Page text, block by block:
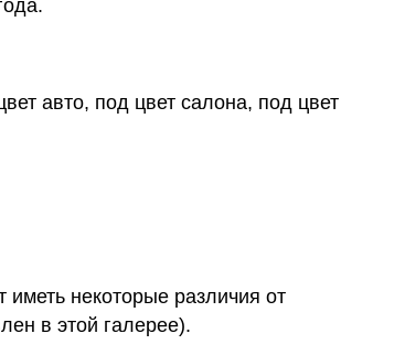
авто, под цвет салона, под цвет
некоторые различия от
в этой галерее).